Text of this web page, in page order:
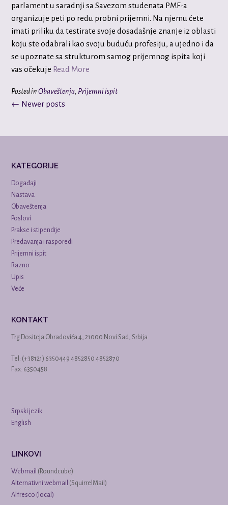
parlament u saradnji sa Savezom studenata PMF-a
organizuje peti po redu probni prijemni. Na njemu ćete
imati priliku da testirate svoje dosadašnje znanje iz oblasti
koju ste odabrali kao svoju buduću profesiju, a ujedno i da
se upoznate sa strukturom samog prijemnog ispita koji
vas očekuje Read More
Posted inObaveštenja, Prijemni ispit
Posts
← Newer posts
KATEGORIJE
Događaji
Nastava
Obaveštenja
Poslovi
Prakse i stipendije
Predavanja i rasporedi
Prijemni ispit
Razno
Upis
Veće
KONTAKT
Trg Dositeja Obradovića 4, 21000 Novi Sad, Srbija
Tel: (+38121) 6350449 4852850 4852870
Fax: 6350458
Srpski jezik
English
LINKOVI
Webmail (Roundcube)
Alternativni webmail (SquirrelMail)
Alfresco (local)